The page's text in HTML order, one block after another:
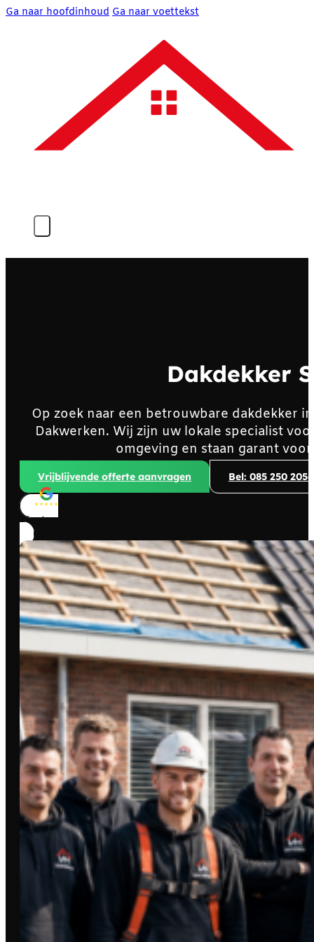
Ga naar hoofdinhoud Ga naar voettekst
Dakdekker
Op zoek naar een betrouwbare dakdekker
Dakwerken. Wij zijn uw lokale specialist
omgeving en staan garant
Vrijblijvende offerte aanvragen Bel: 085 250 2056
Klanten beoordelen ons met